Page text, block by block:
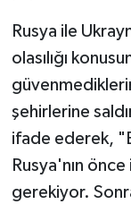
Rusya ile
olasılığı
şehirlerine
ifade ederek,
Rusya'nın
gerekiyor.